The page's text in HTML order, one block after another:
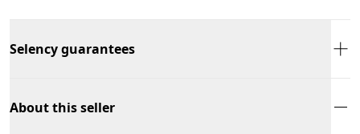
Selency guarantees
About this seller